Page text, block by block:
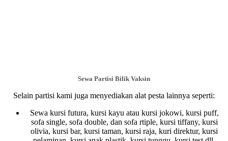
Sewa Partisi Bilik Vaksin
Selain partisi kami juga menyediakan alat pesta lainnya seperti:
Sewa kursi futura, kursi kayu atau kursi jokowi, kursi puff,
sofa single, sofa double, dan sofa rtiple, kursi tiffany, kursi
olivia, kursi bar, kursi taman, kursi raja, kuri direktur, kursi